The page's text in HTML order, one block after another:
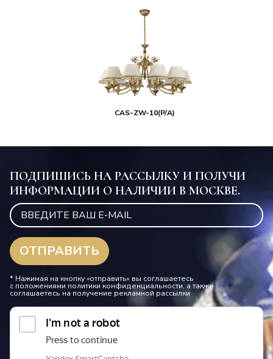
CAS-ZW-10(P/A)
ПОДПИШИСЬ НА РАССЫЛКУ И ПОЛУЧИ
ИНФОРМАЦИИ О НАЛИЧИИ В МОСКВЕ.
* Нажимая на кнопку «отправить» вы соглашаетесь
с положениями политики конфиденциальности, а также
соглашаетесь на получение рекламной рассылки